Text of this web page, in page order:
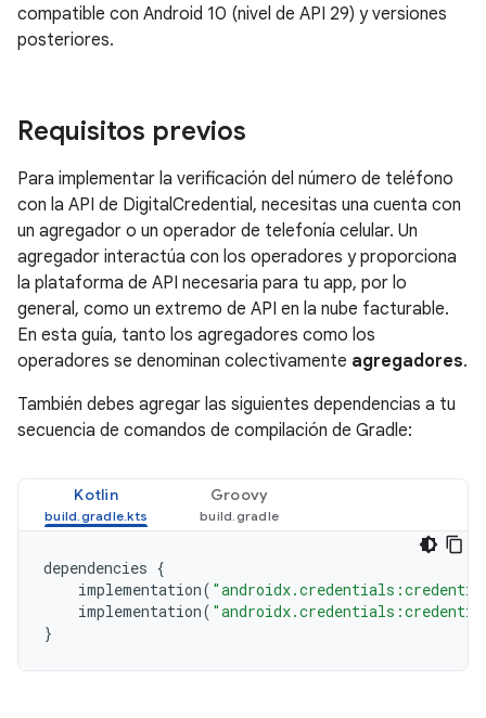
compatible con Android 10 (nivel de API 29) y versiones
posteriores.
Requisitos previos
Para implementar la verificación del número de teléfono
con la API de DigitalCredential, necesitas una cuenta con
un agregador o un operador de telefonía celular. Un
agregador interactúa con los operadores y proporciona
la plataforma de API necesaria para tu app, por lo
general, como un extremo de API en la nube facturable.
En esta guía, tanto los agregadores como los
operadores se denominan colectivamente agregadores.
También debes agregar las siguientes dependencias a tu
secuencia de comandos de compilación de Gradle:
Kotlin Groovy
dependencies {
implementation(
implementation(
}